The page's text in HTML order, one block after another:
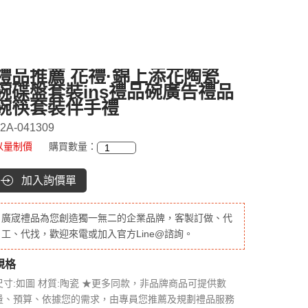
品推薦 花禮·錦上添花陶瓷
碟盤套裝ins禮品碗廣告禮品
筷套裝伴手禮
041309
量制價 購買數量：
加入詢價單
廣宬禮品為您創造獨一無二的企業品牌，客製訂做、代
工、代找，歡迎來電或加入官方Line@諮詢。
格
寸:如圖 材質:陶瓷 ★更多同款，非品牌商品可提供數
、預算、依據您的需求，由專員您推薦及規劃禮品服務